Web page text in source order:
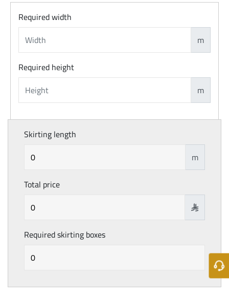
Required width
m
Required height
m
Skirting length
m
Total price

Required skirting boxes